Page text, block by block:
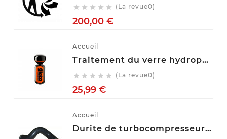
     (La revue0)
200,00 €Prix
Accueil
Traitement du verre hydrophobe Soft99 Ultra Glaco, 70 ml 10310
     (La revue0)
25,99 €Prix
Accueil
Durite de turbocompresseur (Durite de turbo) TECH FRANCE M2650